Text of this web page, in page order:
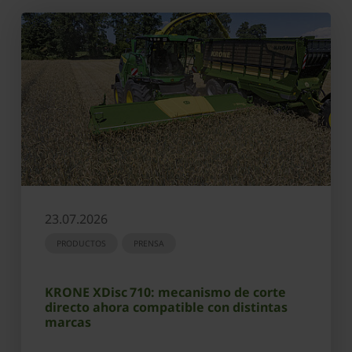
23.07.2026
PRODUCTOS PRENSA
KRONE XDisc 710: mecanismo de corte
directo ahora compatible con distintas
marcas